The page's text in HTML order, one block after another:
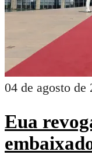
04 de agosto de
Eua